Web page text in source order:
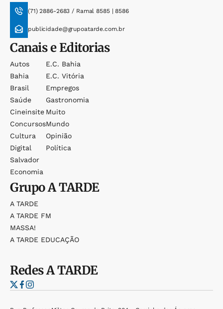
(71) 2886-2683 / Ramal 8585 | 8586
publicidade@grupoatarde.com.br
Canais e Editorias
Autos
Bahia
Brasil
Saúde
Cineinsite
Concursos
Cultura
Digital
Salvador
Economia
E.c. Bahia
E.c. Vitória
Empregos
Gastronomia
Muito
Mundo
Opinião
Política
GrupoA TARDE
A TARDE
A TARDE FM
MASSA!
A TARDE EDUCAÇÃO
RedesA TARDE